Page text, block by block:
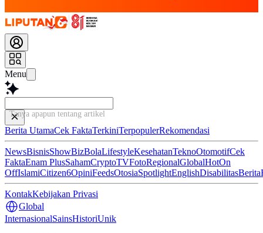
Menu
Tanya apapun tentang artikel ini...
Berita UtamaCek FaktaTerkiniTerpopulerRekomendasi
NewsBisnisShowBizBolaLifestyleKesehatanTeknoOtomotifCek
FaktaEnam PlusSahamCryptoTVFotoRegionalGlobalHotOn
OffIslamiCitizen6OpiniFeedsOtosiaSpotlightEnglishDisabilitasBerita
KontakKebijakan Privasi
Global
InternasionalSainsHistoriUnik